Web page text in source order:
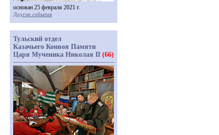
основан 25 февраля 2021 г.
Другие события
Тульский отдел
Казачьего Конвоя Памяти
Царя Мученика Николая II (66)